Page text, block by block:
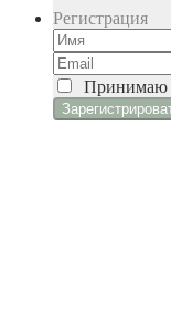
Регистрация
Принимаю